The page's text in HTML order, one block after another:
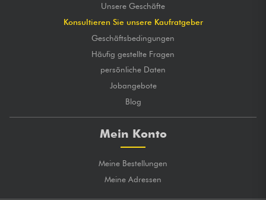
Unsere Geschäfte
Konsultieren Sie unsere Kaufratgeber
Geschäftsbedingungen
Häufig gestellte Fragen
persönliche Daten
Jobangebote
Blog
Mein Konto
Meine Bestellungen
Meine Adressen